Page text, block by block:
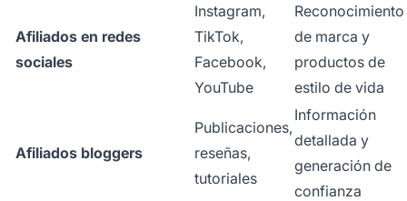
Afiliados en redes
sociales
Instagram,
TikTok,
Facebook,
YouTube
Reconocimiento
de marca y
productos de
estilo de vida
Afiliados bloggers
Publicaciones,
reseñas,
tutoriales
Información
detallada y
generación de
confianza